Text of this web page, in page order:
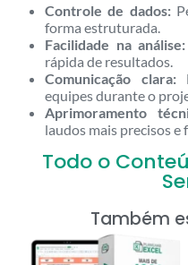
Controle de dados:
forma estruturada.
Facilidade na análise:
rápida de resultados.
Comunicação clara:
equipes durante o
Aprimoramento
laudos mais precisos e
Todo o
Também